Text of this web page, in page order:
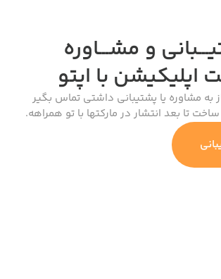
و مشـــاوره
اپلیکیشن با اپتو
به مشاوره یا پشتیبانی داشتی تماس بگیر
تا بعد انتشار در مارکتها با تو همراهه.